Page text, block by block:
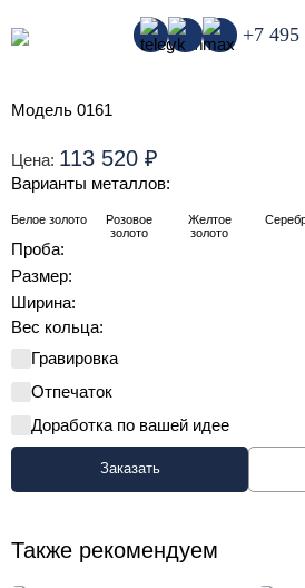
+7 495
Модель 0161
Цена: 113 520 ₽
Варианты металлов:
Белое золото
Розовое
золото
Желтое
золото
Проба:
Размер:
Ширина:
Вес кольца:
Гравировка
Отпечаток
Доработка по вашей идее
Заказать
Также рекомендуем